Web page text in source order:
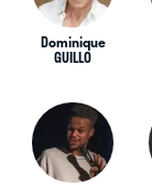
Dominique
GUILLO